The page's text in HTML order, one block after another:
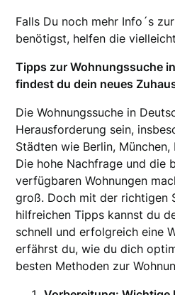
Falls Du noch mehr Info´s
benötigst, helfen die
Tipps zur Wohnungssuche
findest du dein neues
Die Wohnungssuche in
Herausforderung sein,
Städten wie Berlin,
Die hohe Nachfrage und die
verfügbaren Wohnungen
groß. Doch mit der richtigen
hilfreichen Tipps kannst du
schnell und erfolgreich eine
erfährst du, wie du dich
besten Methoden zur